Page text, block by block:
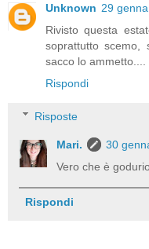
Unknown 29
Rivisto questa
soprattutto scemo,
sacco lo ammetto....
Rispondi
Risposte
Mari.
30
Vero che è
Rispondi